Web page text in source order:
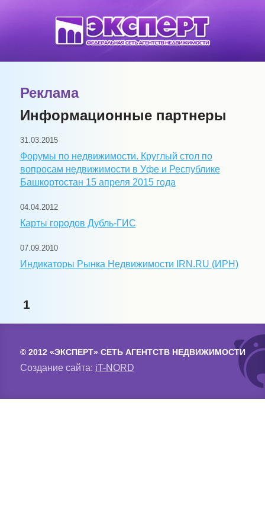
Реклама
Информационные партнеры
31.03.2015
Форумы по недвижимости. Круглый стол по
вопросам недвижимости в Уфе и Республике
Башкортостан 15 апреля 2015 года
04.04.2012
Карты городов Дубль-ГИС
07.09.2010
Индикаторы Рынка Недвижимости IRN.RU (ИРН)
1
© 2012 «ЭКСПЕРТ» СЕТЬ АГЕНТСТВ НЕДВИЖИМОСТИ
Создание сайта: iT-NORD